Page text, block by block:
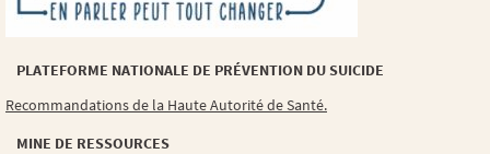
PLATEFORME NATIONALE DE PRÉVENTION DU SUICIDE
Recommandations de la Haute Autorité de Santé.
MINE DE RESSOURCES